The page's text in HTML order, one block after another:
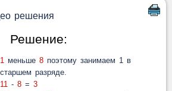
решения
Решение:
1 меньше 8 поэтому занимаем 1 в
старшем разряде.
11 - 8 = 3